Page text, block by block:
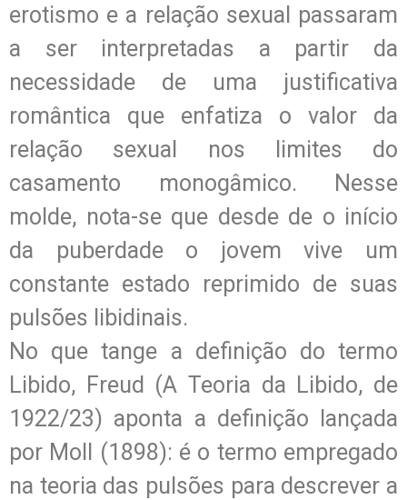
erotismo e a relação sexual passaram
a ser interpretadas a partir da
necessidade de uma justificativa
romântica que enfatiza o valor da
relação sexual nos limites do
casamento monogâmico. Nesse
molde, nota-se que desde de o início
da puberdade o jovem vive um
constante estado reprimido de suas
pulsões libidinais.
No que tange a definição do termo
Libido, Freud (A Teoria da Libido, de
1922/23) aponta a definição lançada
por Moll (1898): é o termo empregado
na teoria das pulsões para descrever a